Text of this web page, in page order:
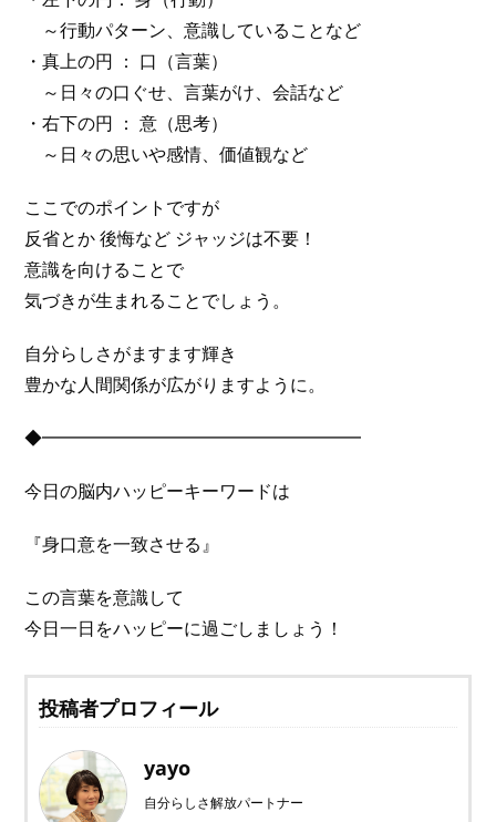
～行動パターン、意識していることなど
・真上の円 ： 口（言葉）
～日々の口ぐせ、言葉がけ、会話など
・右下の円 ： 意（思考）
～日々の思いや感情、価値観など
ここでのポイントですが
反省とか 後悔など ジャッジは不要！
意識を向けることで
気づきが生まれることでしょう。
自分らしさがますます輝き
豊かな人間関係が広がりますように。
◆━━━━━━━━━━━━━━━━━━
今日の脳内ハッピーキーワードは
『身口意を一致させる』
この言葉を意識して
今日一日をハッピーに過ごしましょう！
投稿者プロフィール
yayo
自分らしさ解放パートナー